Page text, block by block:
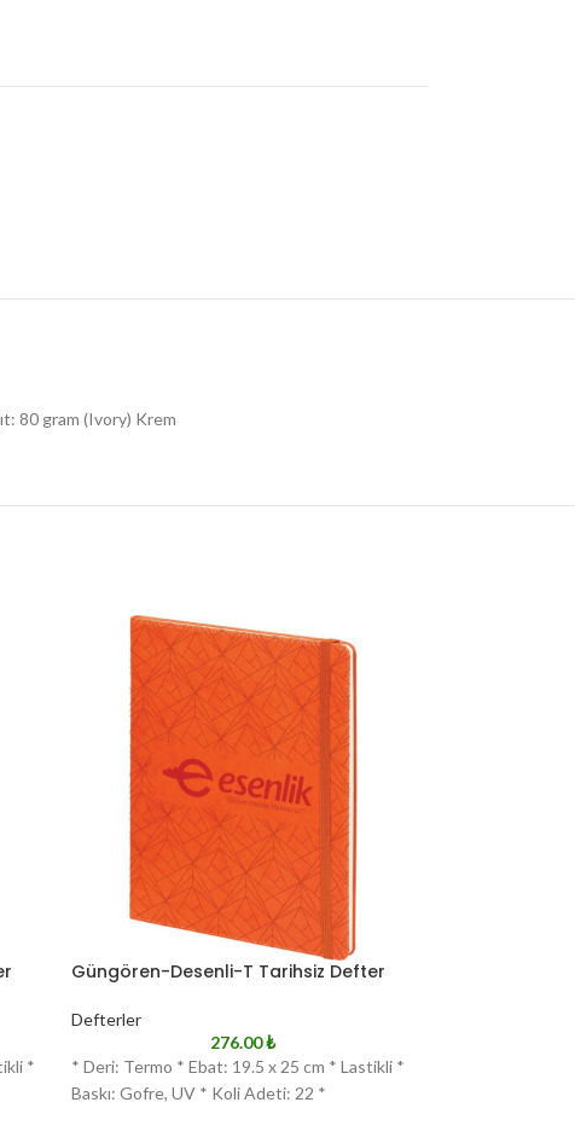
80 gram (Ivory) Krem
*
Güngören-Desenli-T Tarihsiz Defter
Defterler
276.00₺
* Deri: Termo * Ebat: 19.5 x 25 cm * Lastikli *
Baskı: Gofre, UV * Koli Adeti: 22 *